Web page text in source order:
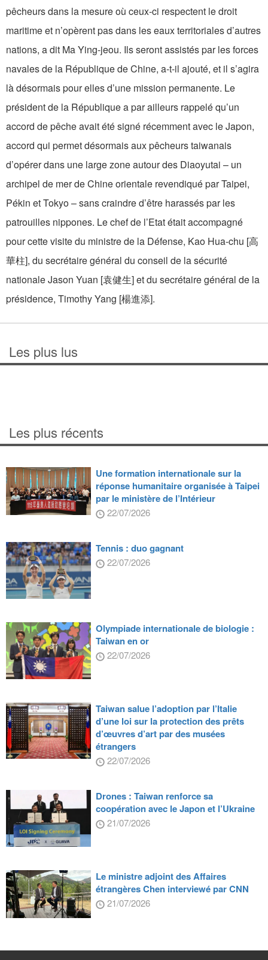
pêcheurs dans la mesure où ceux-ci respectent le droit
maritime et n’opèrent pas dans les eaux territoriales d’autres
nations, a dit Ma Ying-jeou. Ils seront assistés par les forces
navales de la République de Chine, a-t-il ajouté, et il s’agira
là désormais pour elles d’une mission permanente. Le
président de la République a par ailleurs rappelé qu’un
accord de pêche avait été signé récemment avec le Japon,
accord qui permet désormais aux pêcheurs taiwanais
d’opérer dans une large zone autour des Diaoyutai – un
archipel de mer de Chine orientale revendiqué par Taipei,
Pékin et Tokyo – sans craindre d’être harassés par les
patrouilles nippones. Le chef de l’Etat était accompagné
pour cette visite du ministre de la Défense, Kao Hua-chu [高
華柱], du secrétaire général du conseil de la sécurité
nationale Jason Yuan [袁健生] et du secrétaire général de la
présidence, Timothy Yang [楊進添].
Les plus lus
Les plus récents
Une formation internationale sur la
réponse humanitaire organisée à Taipei
par le ministère de l’Intérieur
22/07/2026
Tennis : duo gagnant
22/07/2026
Olympiade internationale de biologie :
Taiwan en or
22/07/2026
Taiwan salue l’adoption par l’Italie
d’une loi sur la protection des prêts
d’œuvres d’art par des musées
étrangers
22/07/2026
Drones : Taiwan renforce sa
coopération avec le Japon et l’Ukraine
21/07/2026
Le ministre adjoint des Affaires
étrangères Chen interviewé par CNN
21/07/2026